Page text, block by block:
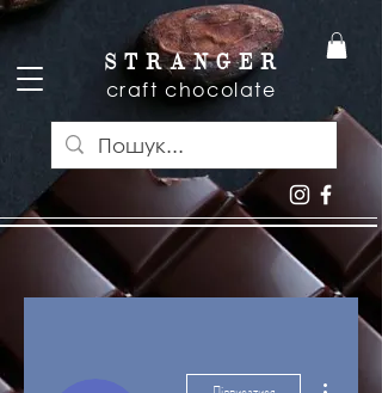
S T R A N G E R
craft chocolate